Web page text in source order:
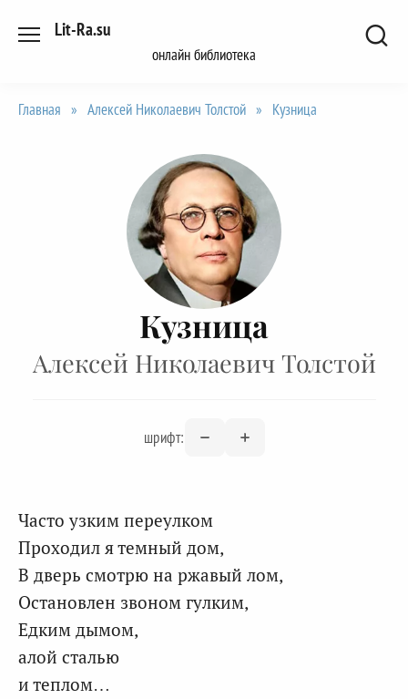
Lit-Ra.su
онлайн библиотека
Главная » Алексей Николаевич Толстой » Кузница
Кузница
Алексей Николаевич Толстой
шрифт:
Часто узким переулком
Проходил я темный дом,
В дверь смотрю на ржавый лом,
Остановлен звоном гулким,
Едким дымом,
алой сталью
и теплом…